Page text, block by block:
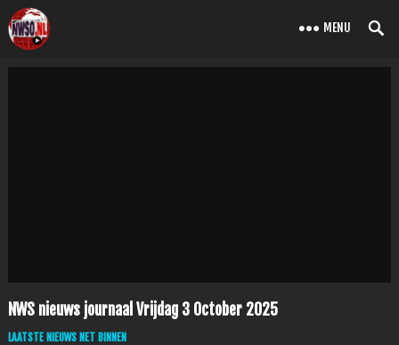
MENU
NWS nieuws journaal Vrijdag 3 October 2025
LAATSTE NIEUWS NET BINNEN